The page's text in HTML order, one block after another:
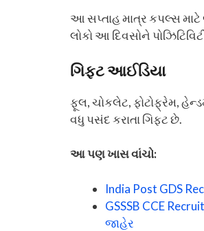
આ સપ્તાહ માત્ર કપલ્સ
લોકો આ દિવસોને
ગિફ્ટ આઈડિયા
ફૂલ, ચોકલેટ, ફોટોફ્રેમ,
વધુ પસંદ કરાતા ગિફ્ટ છે.
આ પણ ખાસ વાંચો:
India Post GDS
GSSSB CCE
જાહેર